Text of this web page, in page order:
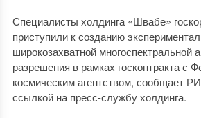
Специалисты холдинга «Швабе»
приступили к созданию
широкозахватной многоспектральной
разрешения в рамках госконтракта с
космическим агентством, сообщает
ссылкой на пресс-службу холдинга.